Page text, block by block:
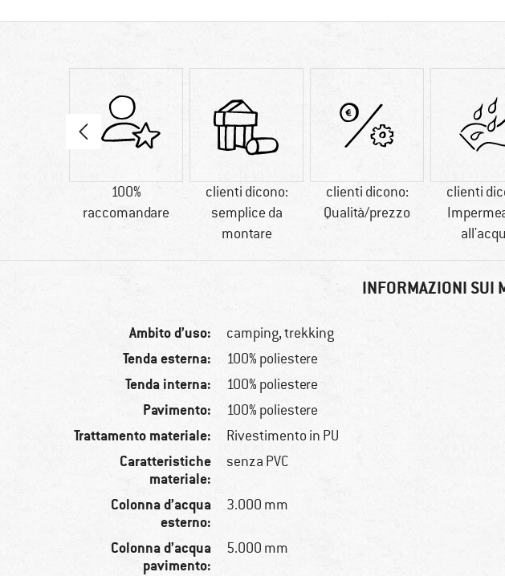
100%
raccomandare
clienti dicono:
semplice da
montare
clienti dicono:
Qualità/prezzo
clienti
INFORMAZIONI SUI
Ambito d’uso: camping, trekking
Tenda esterna: 100% poliestere
Tenda interna: 100% poliestere
Pavimento: 100% poliestere
Trattamento materiale: Rivestimento in PU
Caratteristiche
materiale:
senza PVC
Colonna d’acqua
esterno:
3.000 mm
Colonna d’acqua
pavimento:
5.000 mm